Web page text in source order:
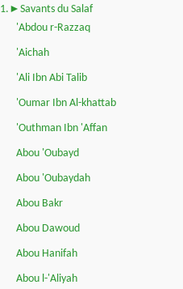
1.►Savants du Salaf
'Abdou r-Razzaq
'Aichah
'Ali Ibn Abi Talib
'Oumar Ibn Al-khattab
'Outhman Ibn 'Affan
Abou 'Oubayd
Abou 'Oubaydah
Abou Bakr
Abou Dawoud
Abou Hanifah
Abou l-'Aliyah